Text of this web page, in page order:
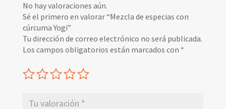
No hay valoraciones aún.
Sé el primero en valorar “Mezcla de especias con
cúrcuma Yogi”
Tu dirección de correo electrónico no será publicada.
Los campos obligatorios están marcados con *